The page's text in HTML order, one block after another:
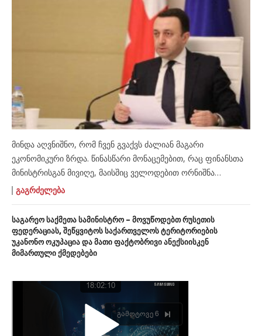
მინდა აღვნიშნო, რომ ჩვენ გვაქვს ძალიან მაგარი
ეკონომიკური ზრდა. წინასწარი მონაცემებით, რაც ფინანსთა
მინისტრისგან მივიღე, მაისშიც ველოდებით ორნიშნა
ეკონომიკურ ზრდას, – ამის შესახებ ირაკლი ღარიბაშვილმა
გამოდის, რომ 5 თვეში ქვეყანაში ორნიშნა ეკონომიკური
ზრდა დაფიქსირდა, რაც უპრეცედენტო მაჩვენებელია
ევროპაში. „ეს მართლაც უპრეცედენტო არის ევროპაში, იმ
ფონზე როცა ინგრევა მსოფლიო ბაზრები, ევროპა […]
ᲒᲐᲒᲠᲫᲔᲚᲔᲑᲐ
საგარეო საქმეთა სამინისტრო – მოვუწოდებთ რუსეთის
ფედერაციას, შეწყვიტოს საქართველოს ტერიტორიების
უკანონო ოკუპაცია და მათი ფაქტობრივი ანექსიისკენ
მიმართული ქმედებები